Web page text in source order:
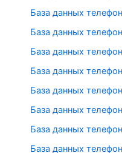
База данных
База данных
База данных
База данных
База данных
База данных
База данных
База данных